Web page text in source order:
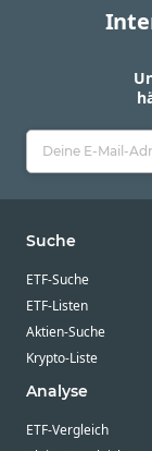
Suche
ETF-Suche
ETF-Listen
Aktien-Suche
Krypto-Liste
Analyse
ETF-Vergleich